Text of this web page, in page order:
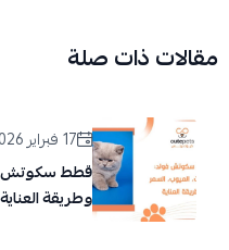
مقالات ذات صلة
17 فبراير 2026
قطط سكوتش
وطريقة العناية